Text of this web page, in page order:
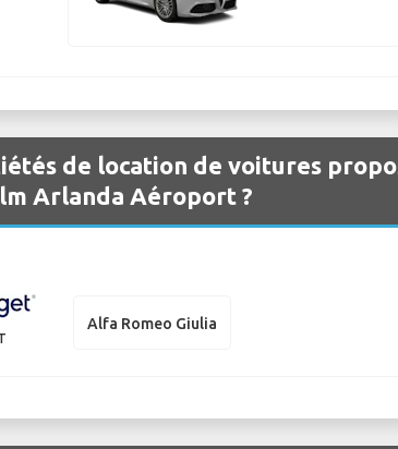
de location de voitures
Arlanda Aéroport ?
Alfa Romeo Giulia